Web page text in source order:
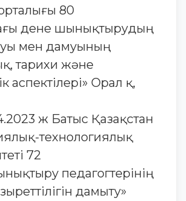
80
дене шынықтырудың
мен дамуының
тарихи және
аспектілері» Орал қ,
ж Батыс Қазақстан
технологиялық
72
педагогтерінің
дамыту»